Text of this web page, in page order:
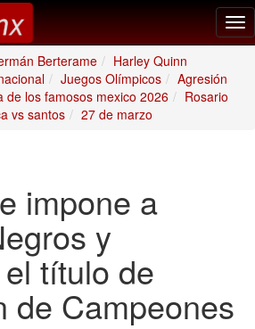
Berterame
Harley Quinn
Juegos Olímpicos
Agresión
de los famosos mexico 2026
Rosario
vs santos
27 de marzo
impone a
y
título de
de Campeones